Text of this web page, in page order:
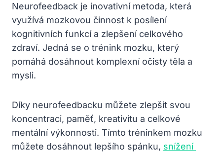
Neurofeedback je ⁢inovativní metoda, která
využívá mozkovou činnost k posílení
kognitivních funkcí ‌a ‌zlepšení celkového
zdraví. ​Jedná ‍se o⁣ trénink mozku, který ​
pomáhá dosáhnout komplexní očisty ⁤těla a
mysli.
Díky neurofeedbacku můžete ​zlepšit svou
koncentraci, paměť, kreativitu a celkové
mentální výkonnosti. Tímto tréninkem mozku
můžete dosáhnout lepšího ⁣spánku, snížení ​